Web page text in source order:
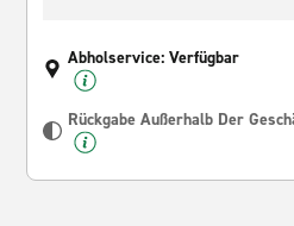
Abholservice: Verfügbar
Rückgabe Außerhalb Der